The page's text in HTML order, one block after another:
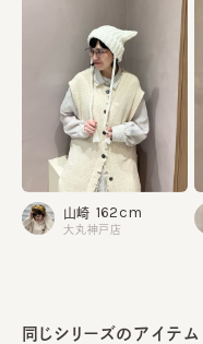
同じシリーズのアイテム
山崎 162cm
大丸神戸店